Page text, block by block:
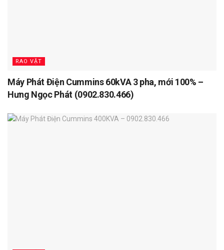
RAO VẶT
Máy Phát Điện Cummins 60kVA 3 pha, mới 100% –
Hưng Ngọc Phát (0902.830.466)